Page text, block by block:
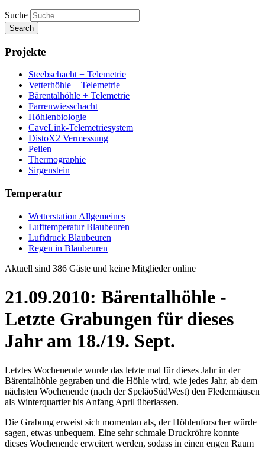
Suche
Search
Projekte
Steebschacht + Telemetrie
Vetterhöhle + Telemetrie
Bärentalhöhle + Telemetrie
Farrenwiesschacht
Höhlenbiologie
CaveLink-Telemetriesystem
DistoX2 Vermessung
Peilen
Thermographie
Sirgenstein
Temperatur
Wetterstation Allgemeines
Lufttemperatur Blaubeuren
Luftdruck Blaubeuren
Regen in Blaubeuren
Aktuell sind 386 Gäste und keine Mitglieder online
21.09.2010: Bärentalhöhle -
Letzte Grabungen für dieses
Jahr am 18./19. Sept.
Letztes Wochenende wurde das letzte mal für dieses Jahr in der
Bärentalhöhle gegraben und die Höhle wird, wie jedes Jahr, ab dem
nächsten Wochenende (nach der SpeläoSüdWest) den Fledermäusen
als Winterquartier bis Anfang April überlassen.
Die Grabung erweist sich momentan als, der Höhlenforscher würde
sagen, etwas unbequem. Eine sehr schmale Druckröhre konnte
dieses Wochenende erweitert werden, sodass in einen engen Raum